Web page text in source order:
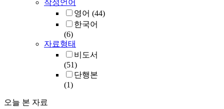
작성언어
영어 (44)
한국어
(6)
자료형태
비도서
(51)
단행본
(1)
오늘 본 자료